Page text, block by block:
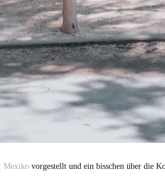
Mexikovorgestellt und ein bisschen über die